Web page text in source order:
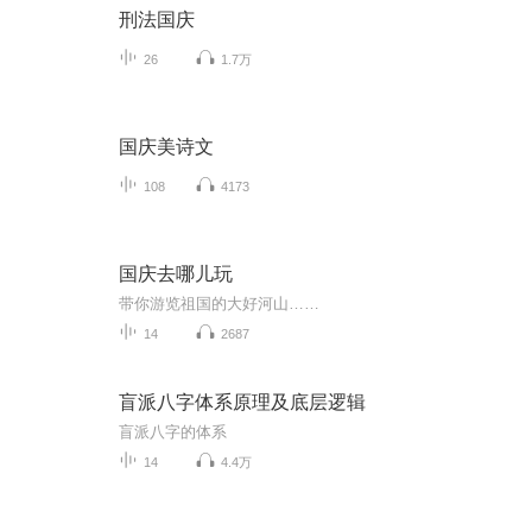
刑法国庆
26 1.7万
国庆美诗文
108 4173
国庆去哪儿玩
带你游览祖国的大好河山……
14 2687
盲派八字体系原理及底层逻辑
盲派八字的体系
14 4.4万